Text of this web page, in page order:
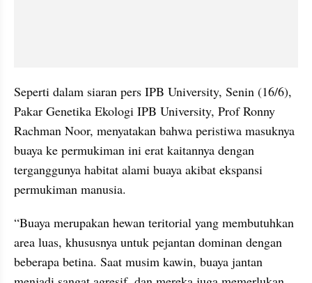
Seperti dalam siaran pers IPB University, Senin (16/6),
Pakar Genetika Ekologi IPB University, Prof Ronny
Rachman Noor, menyatakan bahwa peristiwa masuknya
buaya ke permukiman ini erat kaitannya dengan
terganggunya habitat alami buaya akibat ekspansi
permukiman manusia.
“Buaya merupakan hewan teritorial yang membutuhkan
area luas, khususnya untuk pejantan dominan dengan
beberapa betina. Saat musim kawin, buaya jantan